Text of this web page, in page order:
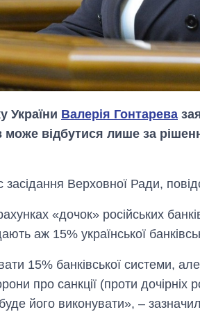
України Валерія Гонтарева
може відбутися лише за
Верховної Ради,
«дочок» російських
аж 15% української
15% банківської системи,
про санкції (проти дочірніх
його виконувати», –